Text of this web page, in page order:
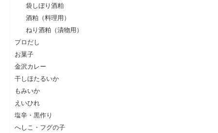
袋しぼり酒粕
酒粕（料理用）
ねり酒粕（漬物用）
プロだし
お菓子
金沢カレー
干しほたるいか
もみいか
えいひれ
塩辛・黒作り
へしこ・フグの子